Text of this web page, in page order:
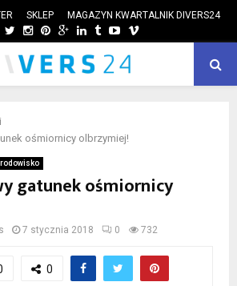
SKLEP MAGAZYN KWARTALNIK DIVERS24
TWITTER
INSTAGRAM
PINTEREST
GOOGLE
LINKEDIN
TUMBLRYOUTUBE
VIMEO
ośmiornicy olbrzymiej!
gatunek ośmiornicy
7 stycznia 2018 0 732
0